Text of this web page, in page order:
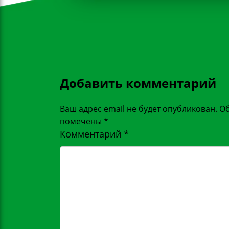
Добавить комментарий
Ваш адрес email не будет опубликован.
помечены *
Комментарий *